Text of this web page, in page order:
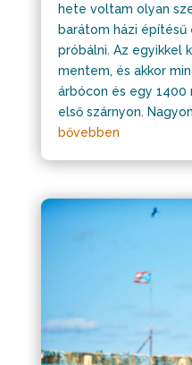
hete voltam olyan
barátom házi építésű
próbálni. Az egyikkel
mentem, és akkor
árbócon és egy
első szárnyon.
bővebben